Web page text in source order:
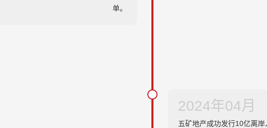
单。
2024年04月
五矿地产成功发行10亿离